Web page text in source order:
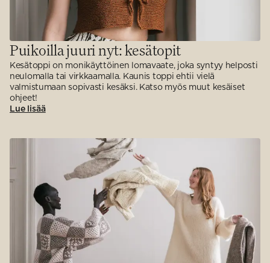
Puikoilla juuri nyt: kesätopit
Kesätoppi on monikäyttöinen lomavaate, joka syntyy helposti
neulomalla tai virkkaamalla. Kaunis toppi ehtii vielä
valmistumaan sopivasti kesäksi. Katso myös muut kesäiset
ohjeet!
Lue lisää